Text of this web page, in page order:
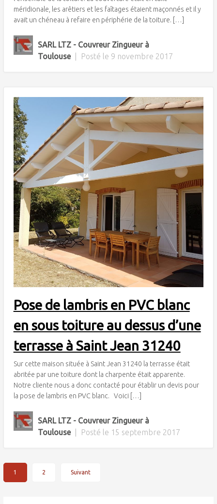
méridionale, les arêtiers et les faîtages étaient maçonnés et il y
avait un chéneau à refaire en périphérie de la toiture. […]
SARL LTZ - Couvreur Zingueur à
Toulouse
Posté le 9 novembre 2017
Pose de lambris en PVC blanc
en sous toiture au dessus d’une
terrasse à Saint Jean 31240
Sur cette maison située à Saint Jean 31240 la terrasse était
abritée par une toiture dont la charpente était apparente.
Notre cliente nous a donc contacté pour établir un devis pour
la pose de lambris en PVC blanc. Voici […]
SARL LTZ - Couvreur Zingueur à
Toulouse
Posté le 15 septembre 2017
Navigation
1 2 Suivant